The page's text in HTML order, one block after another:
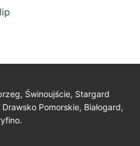
Świnoujście, Stargard
Pomorskie, Białogard,